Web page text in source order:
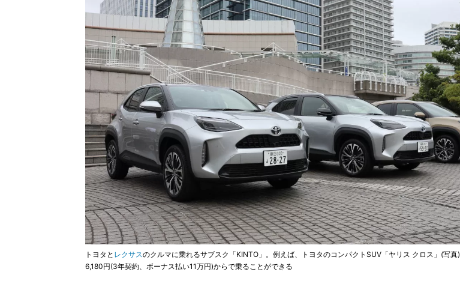
トヨタと レクサスのクルマに乗れるサブスク「KINTO」。例えば、トヨタのコンパクトSUV「ヤリス クロス」(写
6,180円(3年契約、ボーナス払い11万円)からで乗ることができる